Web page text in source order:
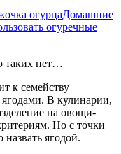
огурцаДомашние
огуречные
таких нет…
к семейству
В кулинарии,
на овощи-
Но с точки
ягодой.